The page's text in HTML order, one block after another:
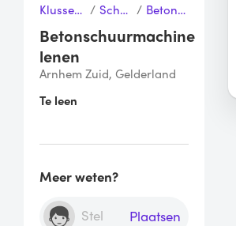
Klussen & Gereedschap / Schuurmachines / Betonschuurmachine
Betonschuurmachine
lenen
Arnhem Zuid, Gelderland
Te leen
Meer weten?
Plaatsen